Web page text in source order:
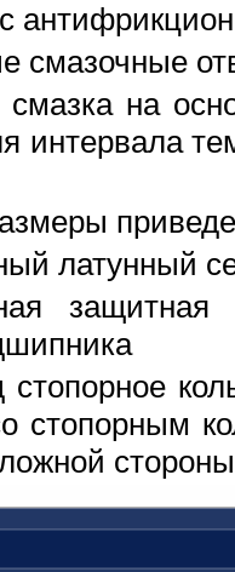
смазочные
смазка на
интервала
латунный
стопорное
стопорным
стороны